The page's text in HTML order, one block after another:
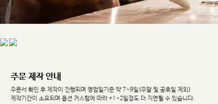
주문 제작 안내
주문서 확인 후 제작이 진행되며 영업일기준 약 7~9일(주말 및 공휴일 제외)
제작기간이 소요되며 옵션 커스텀에 따라 +1~2일정도 더 지연될 수 있습니다.